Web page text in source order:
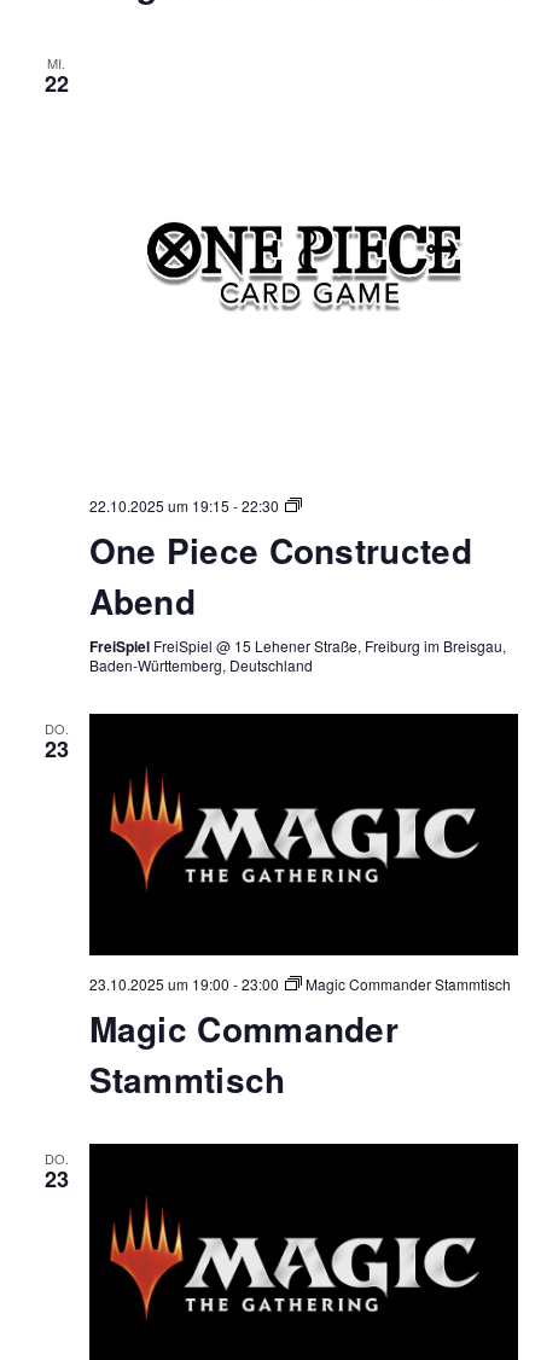
MI.
22
22.10.2025 um 19:15 -22:30
One
Constructed
Abend
One Piece Constructed
Abend
FreiSpiel FreiSpiel @ 15 Lehener Straße, Freiburg im Breisgau,
Baden-Württemberg, Deutschland
DO.
23
23.10.2025 um 19:00 -23:00 Magic Commander Stammtisch
Magic Commander
Stammtisch
DO.
23